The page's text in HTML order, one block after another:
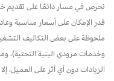
نحرص في مسار دائمًا على تقديم
قدر الإمكان على أسعار مناسبة
ملحوظة على بعض التكاليف
وخدمات مزودي البنية التحتية)،
الزيادات دون أي أثر على العميل،